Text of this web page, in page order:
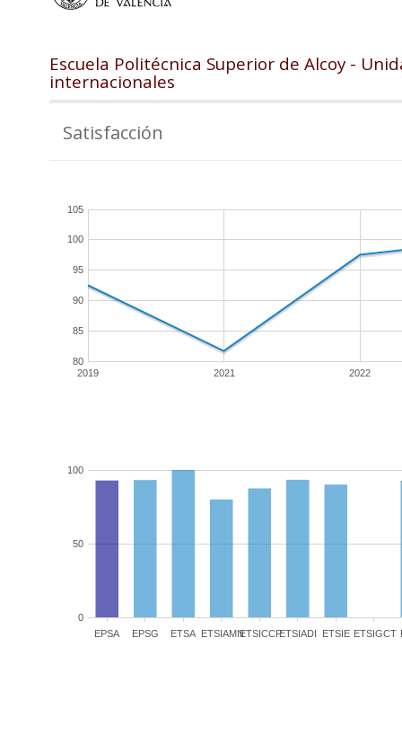
Escuela Politécnica Superior de Alcoy -
internacionales
Satisfacción
2019 2021 2022
80
85
90
95
100
105
EPSA EPSG ETSA ETSIAMNETSICCPETSIADI ETSIE ETSIGCT
0
50
100